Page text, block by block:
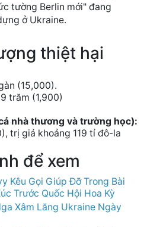
tường Berlin mới" đang
ở Ukraine.
thiệt hại
(15,000).
trăm (1,900)
nhà thương và trường học):
trị giá khoảng 119 tỉ đô-la
để xem
Kêu Gọi Giúp Đỡ Trong Bài
Trước Quốc Hội Hoa Kỳ
Xâm Lăng Ukraine Ngày